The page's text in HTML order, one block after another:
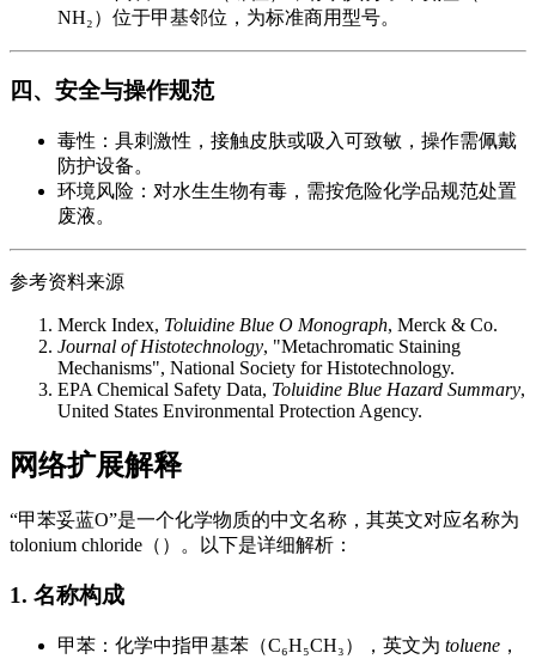
NH₂）位于甲基邻位，为标准商用型号。
四、安全与操作规范
毒性：具刺激性，接触皮肤或吸入可致敏，操作需佩戴
防护设备。
环境风险：对水生生物有毒，需按危险化学品规范处置
废液。
参考资料来源
Merck Index, Toluidine Blue O Monograph, Merck & Co.
Journal of Histotechnology, "Metachromatic Staining
Mechanisms", National Society for Histotechnology.
EPA Chemical Safety Data, Toluidine Blue Hazard Summary,
United States Environmental Protection Agency.
网络扩展解释
“甲苯妥蓝O”是一个化学物质的中文名称，其英文对应名称为
tolonium chloride（）。以下是详细解析：
1. 名称构成
甲苯：化学中指甲基苯（C₆H₅CH₃），英文为 toluene ，